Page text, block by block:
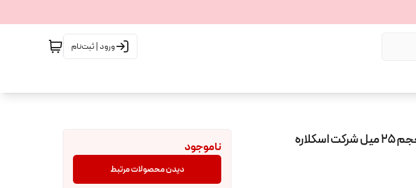
ورود | ثبت‌نام
ناموجود
دیدن محصولات مرتبط